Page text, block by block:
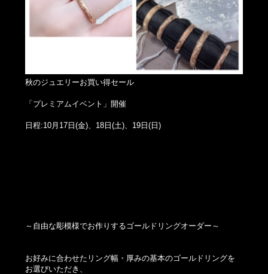
秋のジュエリーお買い得セール
「プレミアムイベント」開催
日程:10月17日(金)、18日(土)、19日(日)
～自由な彫模様でお作りするゴールドリングオーダー～
お好みに合わせたリング幅・厚みの基本のゴールドリングを
お選びいただき、